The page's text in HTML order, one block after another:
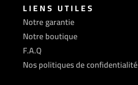
LIENS UTILES
Notre garantie
Notre boutique
F.A.Q
Nos politiques de confidentialité